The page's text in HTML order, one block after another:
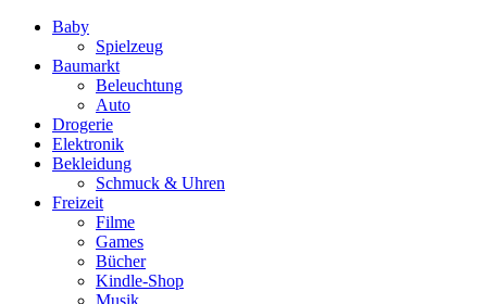
Baby
Spielzeug
Baumarkt
Beleuchtung
Auto
Drogerie
Elektronik
Bekleidung
Schmuck & Uhren
Freizeit
Filme
Games
Bücher
Kindle-Shop
Musik